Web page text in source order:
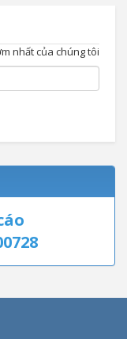
nhất của chúng tôi